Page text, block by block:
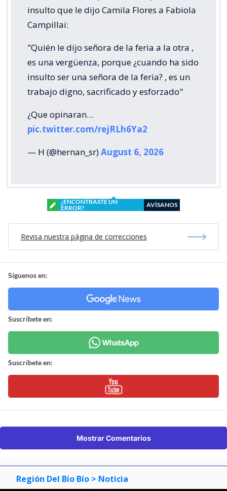
insulto que le dijo Camila Flores a Fabiola
Campillai:
"Quién le dijo señora de la feria a la otra ,
es una vergüenza, porque ¿cuando ha sido
insulto ser una señora de la feria? , es un
trabajo digno, sacrificado y esforzado"
¿Que opinaran…
pic.twitter.com/rejRLh6Ya2
— H (@hernan_sr)August 6, 2026
¿ENCONTRASTE UN
ERROR?
AVÍSANOS
Revisa nuestra página de correcciones
Síguenos en:
Suscríbete en:
Suscríbete en:
Mostrar Comentarios
Región Del Bío Bío > Noticia